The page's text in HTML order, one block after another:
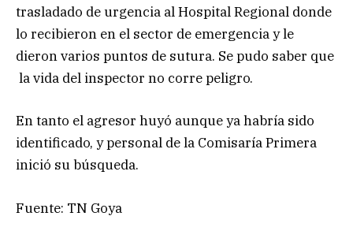
trasladado de urgencia al Hospital Regional donde
lo recibieron en el sector de emergencia y le
dieron varios puntos de sutura. Se pudo saber que
la vida del inspector no corre peligro.
En tanto el agresor huyó aunque ya habría sido
identificado, y personal de la Comisaría Primera
inició su búsqueda.
Fuente: TN Goya